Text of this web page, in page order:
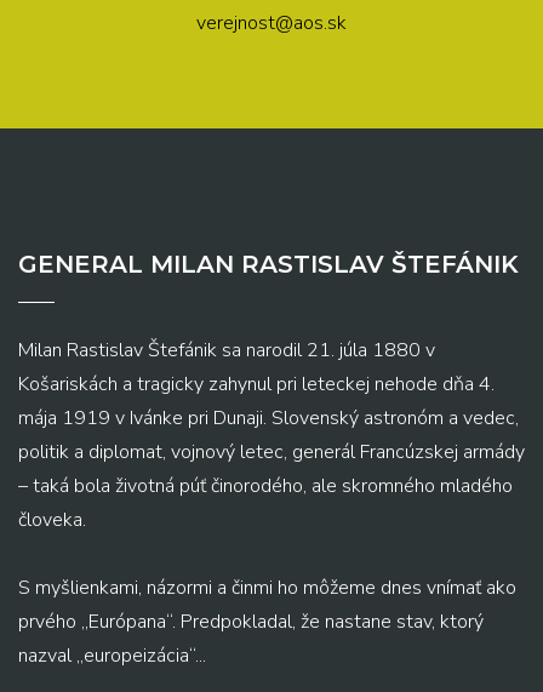
verejnost@aos.sk
GENERAL MILAN RASTISLAV ŠTEFÁNIK
Milan Rastislav Štefánik sa narodil 21. júla 1880 v
Košariskách a tragicky zahynul pri leteckej nehode dňa 4.
mája 1919 v Ivánke pri Dunaji. Slovenský astronóm a vedec,
politik a diplomat, vojnový letec, generál Francúzskej armády
– taká bola životná púť činorodého, ale skromného mladého
človeka.
S myšlienkami, názormi a činmi ho môžeme dnes vnímať ako
prvého „Európana“. Predpokladal, že nastane stav, ktorý
nazval „europeizácia“...